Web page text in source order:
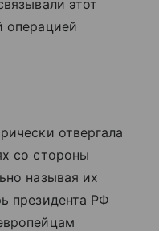
этот
операцией
отвергала
со стороны
называя их
президента РФ